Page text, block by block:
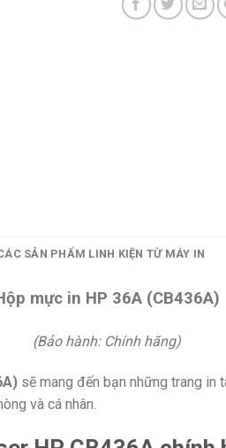
SẢN PHẨM LINH KIỆN TỪ MÁY IN
mực in HP 36A (CB436A)
(Bảo hành: Chính hãng)
sẽ mang đến bạn những trang in
và cá nhân.